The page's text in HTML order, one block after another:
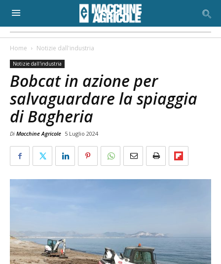
Home Notizie dall'industria
Notizie dall'industria
Bobcat in azione per
salvaguardare la spiaggia
di Bagheria
Di Macchine Agricole 5 Luglio 2024